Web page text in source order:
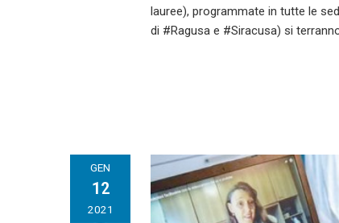
lauree), programmate in tutte le
di #Ragusa e #Siracusa) si
GEN
12
2021